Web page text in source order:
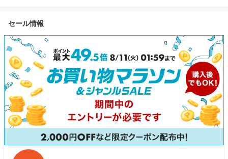
セール情報